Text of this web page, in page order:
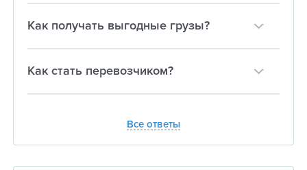
Как получать выгодные грузы?
Как стать перевозчиком?
Все ответы